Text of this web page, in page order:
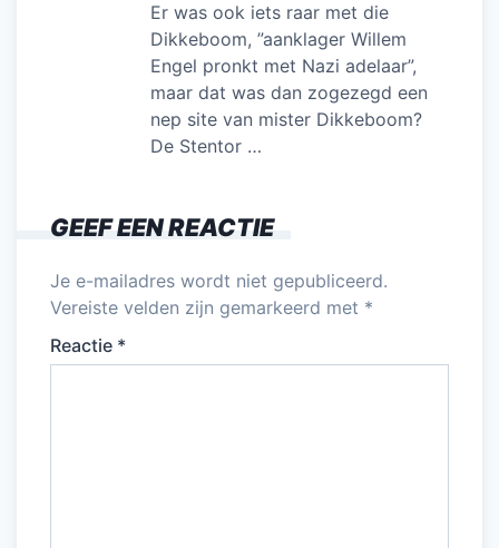
Er was ook iets raar met die
Dikkeboom, ”aanklager Willem
Engel pronkt met Nazi adelaar”,
maar dat was dan zogezegd een
nep site van mister Dikkeboom?
De Stentor …
GEEF EEN REACTIE
Je e-mailadres wordt niet gepubliceerd.
Vereiste velden zijn gemarkeerd met *
Reactie *